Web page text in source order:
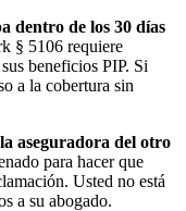
dentro de los 30 días
§ 5106 requiere
beneficios PIP. Si
a la cobertura sin
aseguradora del otro
para hacer que
Usted no está
a su abogado.